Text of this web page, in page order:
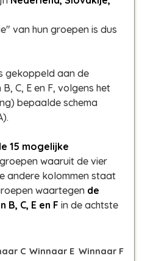
van hun groepen is dus
gekoppeld aan de
C, E en F, volgens het
bepaalde schema
15 mogelijke
waaruit de vier
andere kolommen staat
waartegen de
C, E en F in de achtste
C Winnaar E Winnaar F